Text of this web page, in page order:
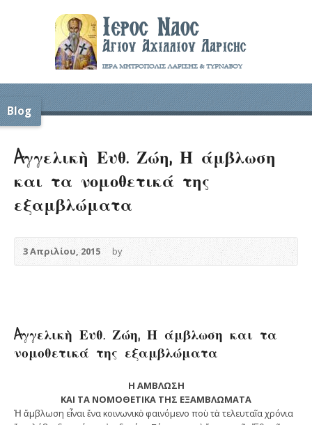
Blog
Aγγελικὴ Ευθ. Ζώη, Η άμβλωση
και τα νομοθετικά της
εξαμβλώματα
3 Απριλίου, 2015 by
Aγγελικὴ Ευθ. Ζώη, Η άμβλωση και τα
νομοθετικά της εξαμβλώματα
Η ΑΜΒΛΩΣΗ
ΚΑΙ ΤΑ ΝΟΜΟΘΕΤΙΚΑ ΤΗΣ ΕΞΑΜΒΛΩΜΑΤΑ
Ἡ ἄµβλωση εἶναι ἕνα κοινωνικὸ φαινόµενο ποὺ τὰ τελευταῖα χρόνια